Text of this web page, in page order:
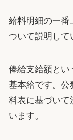
給料明細の一番
ついて説明して
俸給支給額とい
基本給です。公
料表に基づいて
います。